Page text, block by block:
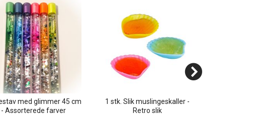
med glimmer 45 cm
- Assorterede farver
1 stk. Slik muslingeskaller -
Retro slik